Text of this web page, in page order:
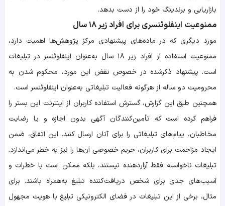
بازاریابی و برندینگ خود را از دست بدهد.
ممنوعیت اینفلوئنسری برای افراد زیر ۱۸ سال
مورد دیگری که در ماده‌های پیشنهادی مرکز پژوهش‌ها اهمیت دارد،
ممنوعیت استفاده از افراد زیر ۱۸ سال به‌عنوان اینفلوئنسر در تبلیغات
است. پیشنهاد ذکرشده در خصوص نقض این مورد، محکوم‌ شدن به
محرومیت دو ساله از هرگونه فعالیت تبلیغاتی به‌عنوان اینفلوئنسر است.
همچنین طبق این گزارش، گسترش استفاده کاربران از اینترنت این بستر را
فراهم کرده است که تأمین‌کنندگان آگهی بدون اجازه و یا رضایت
مخاطبان، پیام‌های تبلیغاتی را برای آنان ارسال کنند. این اتفاق، ضمن
ایجاد مزاحمت برای کاربران، حریم خصوصی آن‌ها را نیز به خطر می‌اندازد.
تبلیغات ناخواسته فقط آزاردهنده نیستند، بلکه ممکن است با خطرات و
آسیب‌های جدی برای شخص دریافت‌کننده تبلیغ به‌همراه باشند. برای
مثال، برخی از این تبلیغات در فضای الکترونیکی تبلیغ با هویت مجهول